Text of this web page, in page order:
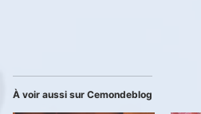
À voir aussi sur Cemondeblog